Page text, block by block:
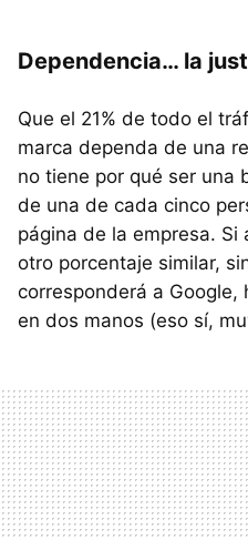
Dependencia… la
Que el 21% de todo el
marca dependa de una
no tiene por qué ser una
de una de cada cinco
página de la empresa. Si
otro porcentaje similar,
corresponderá a Google,
en dos manos (eso sí,